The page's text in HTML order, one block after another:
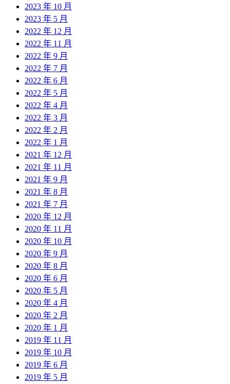
2023 年 10 月
2023 年 5 月
2022 年 12 月
2022 年 11 月
2022 年 9 月
2022 年 7 月
2022 年 6 月
2022 年 5 月
2022 年 4 月
2022 年 3 月
2022 年 2 月
2022 年 1 月
2021 年 12 月
2021 年 11 月
2021 年 9 月
2021 年 8 月
2021 年 7 月
2020 年 12 月
2020 年 11 月
2020 年 10 月
2020 年 9 月
2020 年 8 月
2020 年 6 月
2020 年 5 月
2020 年 4 月
2020 年 2 月
2020 年 1 月
2019 年 11 月
2019 年 10 月
2019 年 6 月
2019 年 5 月